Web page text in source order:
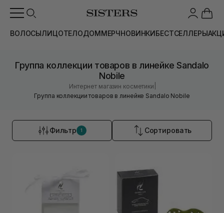
ВОЛОСЫЛИЦОТЕЛОДОММЕРЧНОВИНКИБЕСТСЕЛЛЕРЫ
Группа коллекции товаров в линейке Sandalo
Nobile
Интернет магазин косметики
Группа коллекции товаров в линейке Sandalo Nobile
Фильтр 1 Сортировать